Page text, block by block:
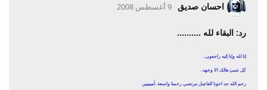
احسان صديق 9 أغسطس 2008
رد: البقاء لله ..........
إنا لله وإنا إليه راجعون...
كل شيئ هالك الا وجهه..
رحم الله جد اخونا الفاضل مرتضي رحمتا واسعة..آمييييين